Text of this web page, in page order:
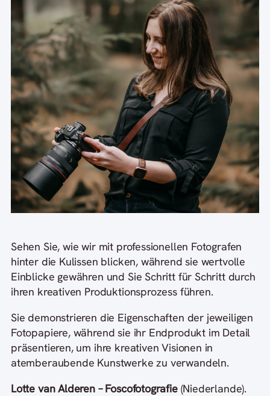
Sehen Sie, wie wir mit professionellen Fotografen
hinter die Kulissen blicken, während sie wertvolle
Einblicke gewähren und Sie Schritt für Schritt durch
ihren kreativen Produktionsprozess führen.
Sie demonstrieren die Eigenschaften der jeweiligen
Fotopapiere, während sie ihr Endprodukt im Detail
präsentieren, um ihre kreativen Visionen in
atemberaubende Kunstwerke zu verwandeln.
Lotte van Alderen – Foscofotografie(Niederlande).